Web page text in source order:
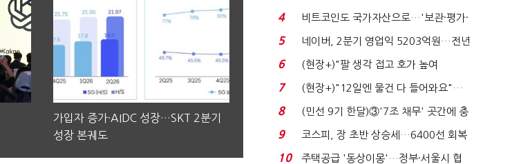
가입자 증가·AIDC 성장…SKT 2분기
성장 본궤도
지에 상한가...
4
비트코인도 국가자산으로…'보관·평가·
처분' 기준은 ...
5
네이버, 2분기 영업익 5203억원…전년
비 0.2% 감소...
6
(현장+)"팔 생각 접고 호가 높여
요"…'덜 똘똘한 한 채' 20...
7
(현장+)"12일엔 물건 다 들어와요"…
빈 매대 채우며 문 연 ...
8
(민선 9기 한달)③'7조 채무' 곳간에 충
격…추미애, 20년...
9
코스피, 장 초반 상승세…6400선 회복
시도
10
주택공급 '동상이몽'…정부·서울시 협